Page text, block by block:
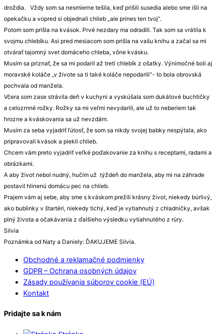
droždia. Vždy som sa nesmierne tešila, keď prišili susedia alebo sme išli na
opekačku a vopred si objednali chlieb „ale prines ten tvoj“.
Potom som prišla na kvások. Prvé nezdary ma odradili. Tak som sa vrátila k
svojmu chlebíku. Asi pred mesiacom som prišla na vašu knihu a začal sa mi
otvárať tajomný svet domáceho chleba, vône kvásku.
Musím sa priznať, že sa mi podaril až tretí chlebík z ošatky. Výnimočné boli aj
moravské koláče „v živote sa ti také koláče nepodarili“- to bola obrovská
pochvala od manžela.
Včera som zase strávila deň v kuchyni a vyskúšala som dukátové buchtičky
a celozrnné rožky. Rožky sa mi veľmi nevydarili, ale už to neberiem tak
hrozne a kváskovania sa už nevzdám.
Musím za seba vyjadriť ľútosť, že som sa nikdy svojej babky nespýtala, ako
pripravovali kvások a piekli chlieb.
Chcem vám preto vyjadriť veľké poďakovanie za knihu s receptami, radami a
obrázkami.
A aby život nebol nudný, hučím už týždeň do manžela, aby mi na záhrade
postavil hlinenú domácu pec na chlieb.
Prajem vám aj sebe, aby sme s kváskom prežili krásny život, niekedy búrlivý,
ako bublinky v štartéri, niekedy tichý, keď je vytiahnutý z chladničky, avšak
plný života a očakávania z ďalšieho výsledku vytiahnutého z rúry.
Silvia
Poznámka od Naty a Daniely: ĎAKUJEME Silvia.
Obchodné a reklamačné podmienky
GDPR – Ochrana osobných údajov
Zásady používania súborov cookie (EÚ)
Kontakt
Pridajte sa k nám